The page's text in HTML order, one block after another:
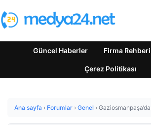
Güncel Haberler Firma Rehberi
Çerez Politikası
Ana sayfa › Forumlar › Genel ›